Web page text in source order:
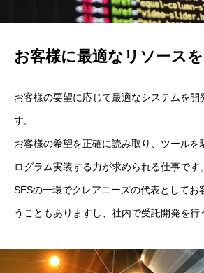
お客様に最適なリソースを
お客様の要望に応じて最適なシステムを開
す。
お客様の希望を正確に読み取り、ツール
ログラム実装する力が求められる仕事です。
SESの一環でクレアニーズの代表としてお
うこともありますし、社内で受託開発を行